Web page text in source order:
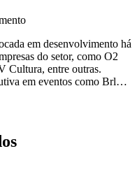
em desenvolvimento há
do setor, como O2
entre outras.
em eventos como Brlab,
entre players,
levou à criação da Mari
executivos das principais